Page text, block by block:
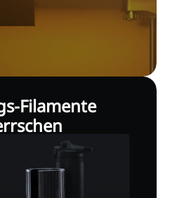
Filamente